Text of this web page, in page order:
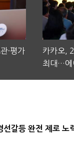
·평가
카카오,
최대…에
선갈등 완전 제로